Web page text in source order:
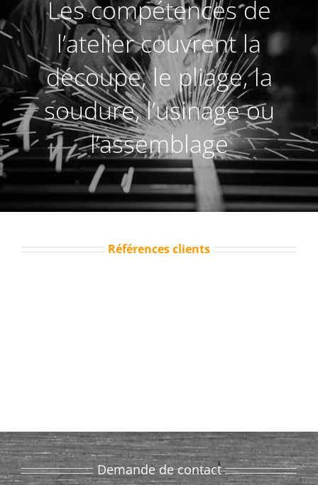
Les compétences de
l’atelier couvrent la
découpe, le pliage, la
soudure, l’usinage ou
l’assemblage
Références clients
Demande de contact